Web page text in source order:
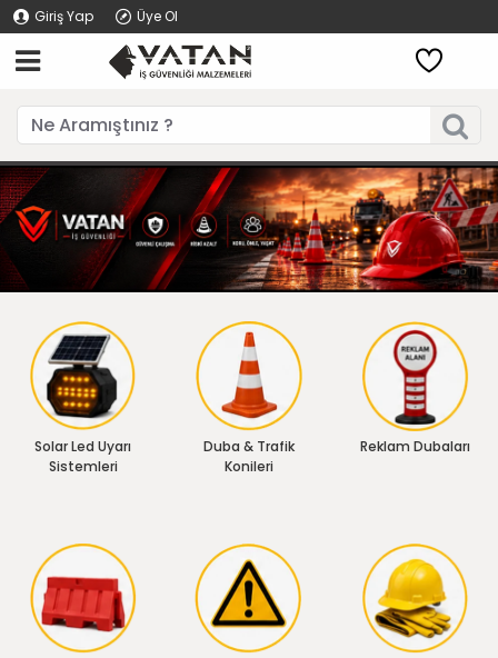
Giriş Yap Üye Ol
Solar Led Uyarı
Sistemleri
Duba & Trafik
Konileri
Reklam Dubaları